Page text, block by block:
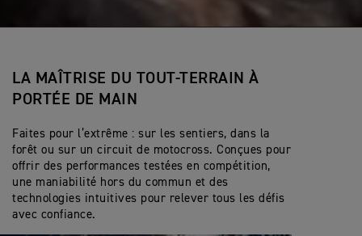
LA MAÎTRISE DU TOUT-TERRAIN À
PORTÉE DE MAIN
Faites pour l’extrême : sur les sentiers, dans la
forêt ou sur un circuit de motocross. Conçues pour
offrir des performances testées en compétition,
une maniabilité hors du commun et des
technologies intuitives pour relever tous les défis
avec confiance.